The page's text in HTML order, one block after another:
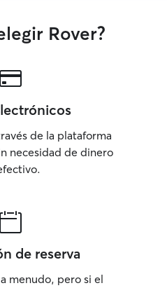
Rover?
de la plataforma
necesidad de dinero
de reserva
menudo, pero si el